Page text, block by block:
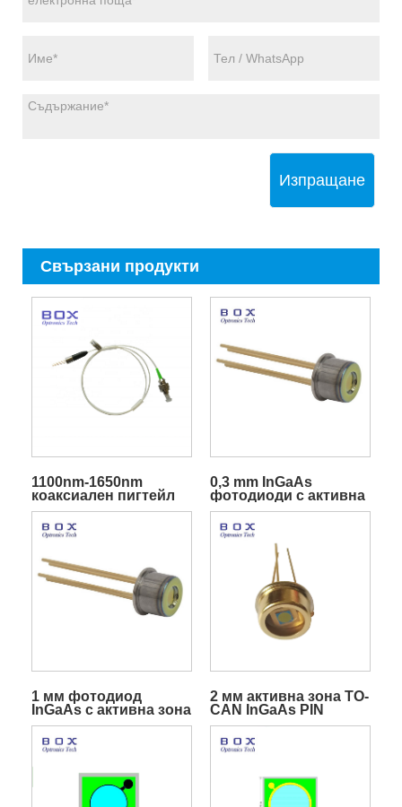
Изпращане
Свързани продукти
1100nm-1650nm
коаксиален пигтейл
PIN фотодиод
0,3 mm InGaAs
фотодиоди с активна
зона
1 мм фотодиод
InGaAs с активна зона
2 мм активна зона TO-
CAN InGaAs PIN
фотодиод